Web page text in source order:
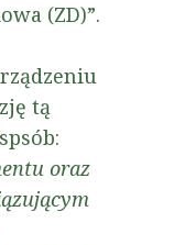
(ZD)”.
tą
oraz